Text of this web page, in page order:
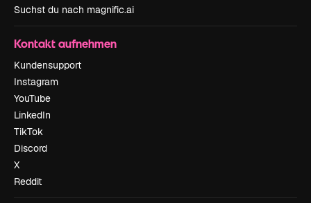
Suchst du nach magnific.ai
Kontakt aufnehmen
Kundensupport
Instagram
YouTube
LinkedIn
TikTok
Discord
X
Reddit